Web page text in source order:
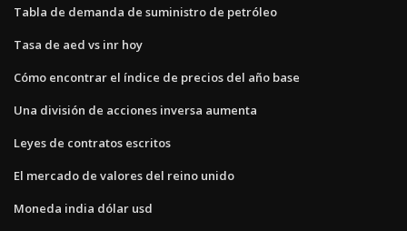
Tabla de demanda de suministro de petróleo
Tasa de aed vs inr hoy
Cómo encontrar el índice de precios del año base
Una división de acciones inversa aumenta
Leyes de contratos escritos
El mercado de valores del reino unido
Moneda india dólar usd